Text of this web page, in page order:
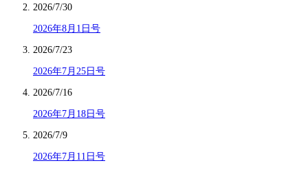
2026/7/30
2026年8月1日号
2026/7/23
2026年7月25日号
2026/7/16
2026年7月18日号
2026/7/9
2026年7月11日号